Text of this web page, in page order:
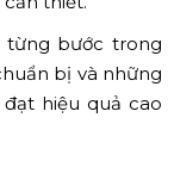
từng bước trong
bị và những
hiệu quả cao